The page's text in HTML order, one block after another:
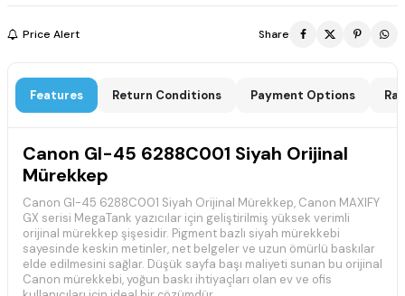
Price Alert Share
Features Return Conditions Payment Options
Canon GI-45 6288C001 Siyah Orijinal
Mürekkep
Canon GI-45 6288C001 Siyah Orijinal Mürekkep, Canon MAXIFY
GX serisi MegaTank yazıcılar için geliştirilmiş yüksek verimli
orijinal mürekkep şişesidir. Pigment bazlı siyah mürekkebi
sayesinde keskin metinler, net belgeler ve uzun ömürlü baskılar
elde edilmesini sağlar. Düşük sayfa başı maliyeti sunan bu orijinal
Canon mürekkebi, yoğun baskı ihtiyaçları olan ev ve ofis